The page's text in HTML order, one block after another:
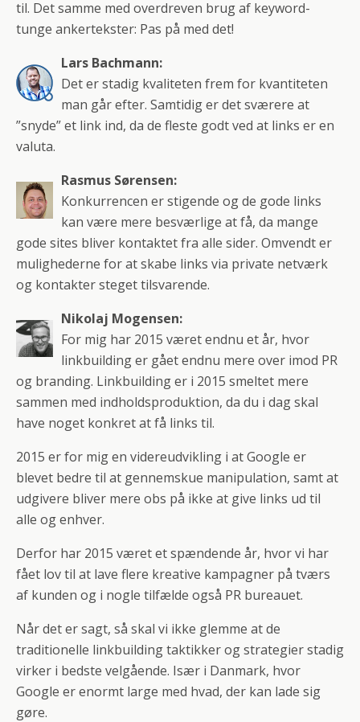
til. Det samme med overdreven brug af keyword-
tunge ankertekster: Pas på med det!
Lars Bachmann:
Det er stadig kvaliteten frem for kvantiteten
man går efter. Samtidig er det sværere at
”snyde” et link ind, da de fleste godt ved at links er en
valuta.
Rasmus Sørensen:
Konkurrencen er stigende og de gode links
kan være mere besværlige at få, da mange
gode sites bliver kontaktet fra alle sider. Omvendt er
mulighederne for at skabe links via private netværk
og kontakter steget tilsvarende.
Nikolaj Mogensen:
For mig har 2015 været endnu et år, hvor
linkbuilding er gået endnu mere over imod PR
og branding. Linkbuilding er i 2015 smeltet mere
sammen med indholdsproduktion, da du i dag skal
have noget konkret at få links til.
2015 er for mig en videreudvikling i at Google er
blevet bedre til at gennemskue manipulation, samt at
udgivere bliver mere obs på ikke at give links ud til
alle og enhver.
Derfor har 2015 været et spændende år, hvor vi har
fået lov til at lave flere kreative kampagner på tværs
af kunden og i nogle tilfælde også PR bureauet.
Når det er sagt, så skal vi ikke glemme at de
traditionelle linkbuilding taktikker og strategier stadig
virker i bedste velgående. Især i Danmark, hvor
Google er enormt large med hvad, der kan lade sig
gøre.